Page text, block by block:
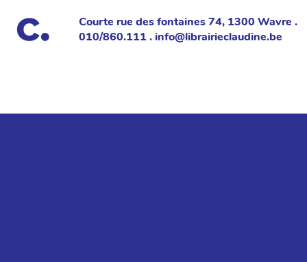
Courte rue des fontaines 74, 1300 Wavre .
010/860.111 . info@librairieclaudine.be